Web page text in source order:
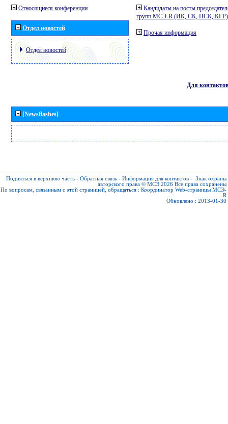
Относящиеся конференции
Отдел новостей
Отдел новостей
Кандидаты на посты
групп МСЭ-R (ИК, СК, ПСК, КГР)
Прочая информация
Для контактов
[Newsflashes]
Подняться в верхнюю часть - Обратная связь - Информация для контактов - Знак охраны
авторского права © МСЭ 2026 Все права сохранены
По вопросам, связанным с этой страницей, обращаться : Координатор Web-страницы МСЭ-
R
Обновлено : 2013-01-30